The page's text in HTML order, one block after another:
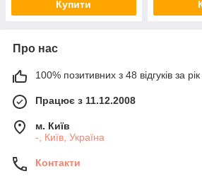
Купити
Про нас
100% позитивних з 48 відгуків за рік
Працює з 11.12.2008
м. Київ
-, Київ, Україна
Контакти